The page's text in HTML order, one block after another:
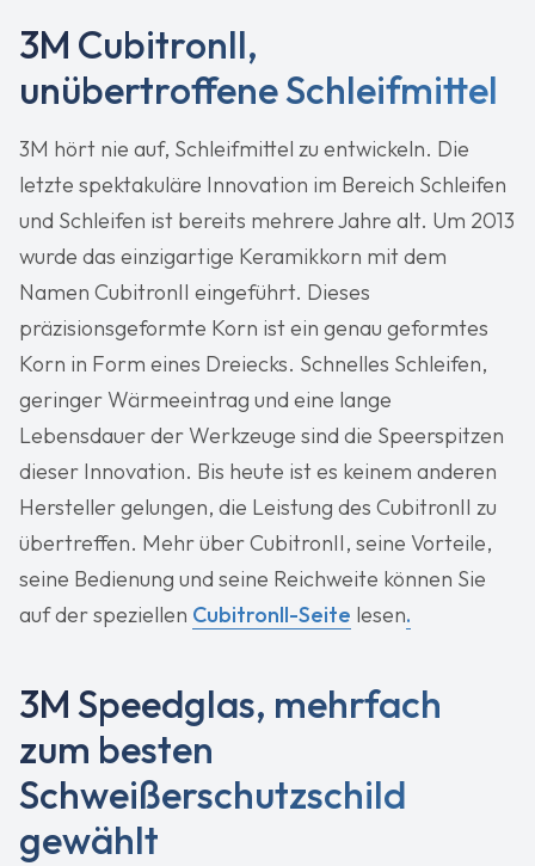
3M CubitronII,
unübertroffene Schleifmittel
3M hört nie auf, Schleifmittel zu entwickeln. Die
letzte spektakuläre Innovation im Bereich Schleifen
und Schleifen ist bereits mehrere Jahre alt. Um 2013
wurde das einzigartige Keramikkorn mit dem
Namen CubitronII eingeführt. Dieses
präzisionsgeformte Korn ist ein genau geformtes
Korn in Form eines Dreiecks. Schnelles Schleifen,
geringer Wärmeeintrag und eine lange
Lebensdauer der Werkzeuge sind die Speerspitzen
dieser Innovation. Bis heute ist es keinem anderen
Hersteller gelungen, die Leistung des CubitronII zu
übertreffen. Mehr über CubitronII, seine Vorteile,
seine Bedienung und seine Reichweite können Sie
auf der speziellen CubitronII-Seite lesen.
3M Speedglas, mehrfach
zum besten
Schweißerschutzschild
gewählt